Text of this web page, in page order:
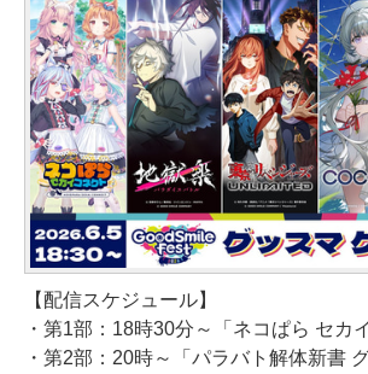
【配信スケジュール】
・第1部：18時30分～「ネコぱら セカ
・第2部：20時～「パラバト解体新書